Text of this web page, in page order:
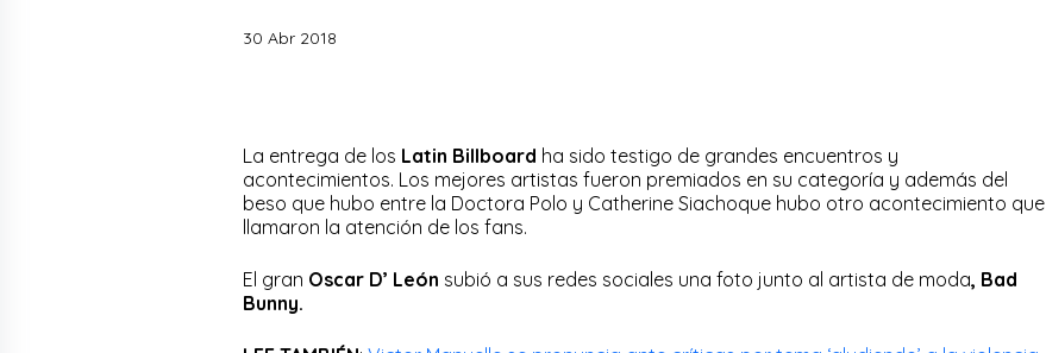
30 Abr 2018
La entrega de los Latin Billboard ha sido testigo de grandes encuentros y
acontecimientos. Los mejores artistas fueron premiados en su categoría y además del
beso que hubo entre la Doctora Polo y Catherine Siachoque hubo otro acontecimiento que
llamaron la atención de los fans.
El gran Oscar D’ León subió a sus redes sociales una foto junto al artista de moda, Bad
Bunny.